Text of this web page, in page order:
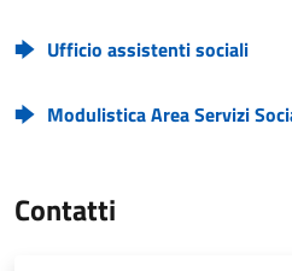
Ufficio assistenti sociali
Modulistica Area Servizi
Contatti